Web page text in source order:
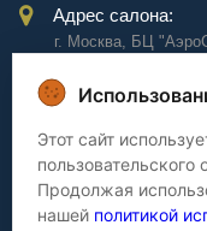
Адрес салона:
г. Москва, БЦ
Куркинское ш.,
этаж
Сервис
Доставка
Оплата
Этот сайт
Продолжая
нашей политикой